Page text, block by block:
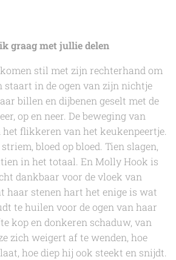
graag met jullie delen
stil met zijn rechterhand om
staart in de ogen van zijn nichtje
billen en dijbenen geselt met de
op en neer. De beweging van
flikkeren van het keukenpeertje.
bloed op bloed. Tien slagen,
in het totaal. En Molly Hook is
dankbaar voor de vloek van
haar stenen hart het enige is wat
te huilen voor de ogen van haar
kop en donkeren schaduw, van
zich weigert af te wenden, hoe
hoe diep hij ook steekt en snijdt.